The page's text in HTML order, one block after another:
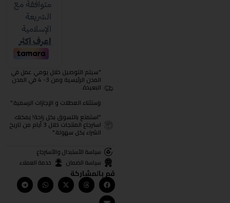
"سيتم التوصيل خلال يومي عمل في
المدن الرئيسية ومن 3- 4 في المدن
البعيدة.
بإستثناء العطلات و الإجازات الرسمية."
"استمتع بالتسوق بكل راحة! يمكنك
استرجاع المنتجات خلال 3 أيام من تاريخ
الشراء بكل سهولة."
سياسة الأستبدال والأسترجاع
سياسة الضمان
خدمة العملاء
قم بالمشاركة